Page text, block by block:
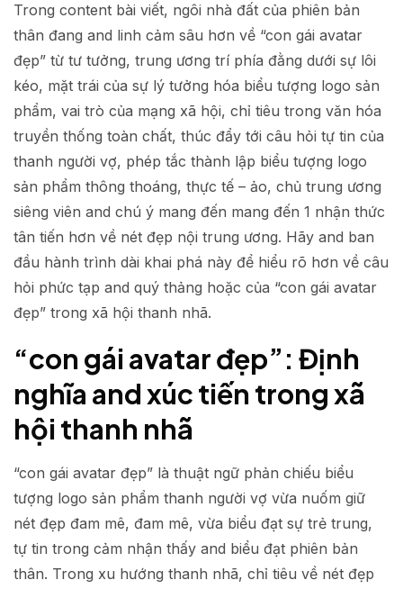
Trong content bài viết, ngôi nhà đất của phiên bản
thân đang and linh cảm sâu hơn về “con gái avatar
đẹp” từ tư tưởng, trung ương trí phía đằng dưới sự lôi
kéo, mặt trái của sự lý tưởng hóa biểu tượng logo sản
phẩm, vai trò của mạng xã hội, chỉ tiêu trong văn hóa
truyền thống toàn chất, thúc đẩy tới câu hỏi tự tin của
thanh người vợ, phép tắc thành lập biểu tượng logo
sản phẩm thông thoáng, thực tế – ảo, chủ trung ương
siêng viên and chú ý mang đến mang đến 1 nhận thức
tân tiến hơn về nét đẹp nội trung ương. Hãy and ban
đầu hành trình dài khai phá này để hiểu rõ hơn về câu
hỏi phức tạp and quý thảng hoặc của “con gái avatar
đẹp” trong xã hội thanh nhã.
“con gái avatar đẹp”: Định
nghĩa and xúc tiến trong xã
hội thanh nhã
“con gái avatar đẹp” là thuật ngữ phản chiếu biểu
tượng logo sản phẩm thanh người vợ vừa nuốm giữ
nét đẹp đam mê, đam mê, vừa biểu đạt sự trẻ trung,
tự tin trong cảm nhận thấy and biểu đạt phiên bản
thân. Trong xu hướng thanh nhã, chỉ tiêu về nét đẹp